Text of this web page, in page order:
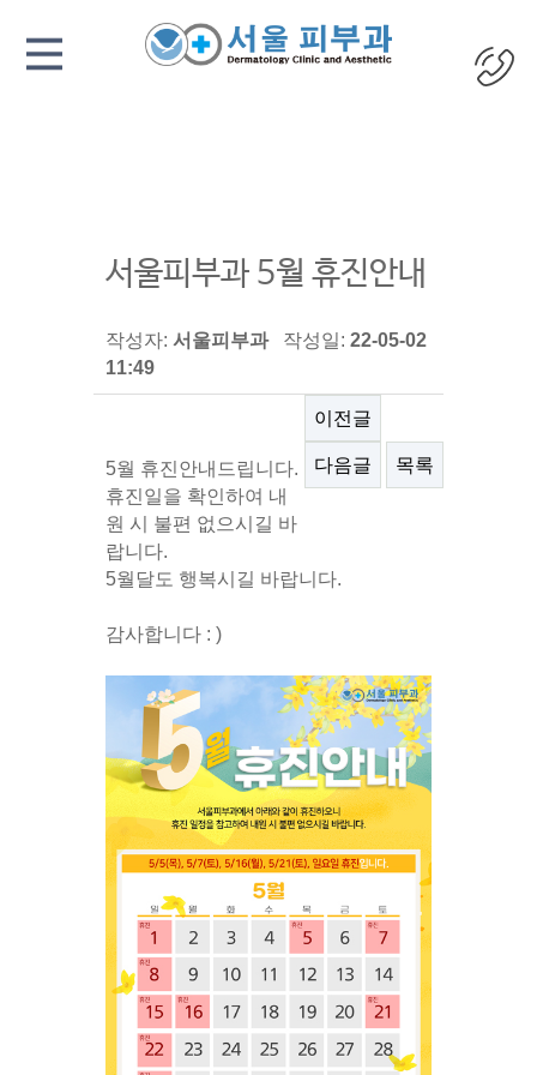
서울피부과 5월 휴진안내
작성자:서울피부과 작성일:22-05-02
11:49
이전글
다음글 목록
5월 휴진안내드립니다.
휴진일을 확인하여 내
원 시 불편 없으시길 바
랍니다.
5월달도 행복시길 바랍니다.
감사합니다 : )